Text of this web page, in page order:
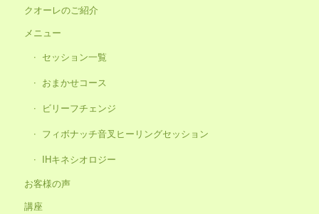
クオーレのご紹介
メニュー
セッション一覧
おまかせコース
ビリーフチェンジ
フィボナッチ音叉ヒーリングセッション
IHキネシオロジー
お客様の声
講座